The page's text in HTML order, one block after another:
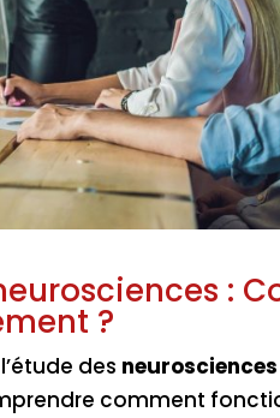
:
?
des neurosciences
comment